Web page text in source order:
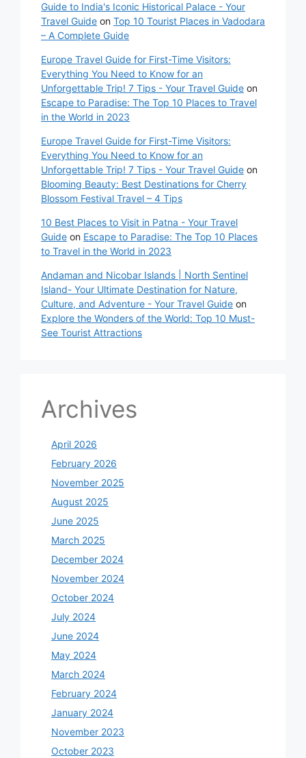
Guide to India's Iconic Historical Palace - Your
Travel Guide on Top 10 Tourist Places in Vadodara
– A Complete Guide
Europe Travel Guide for First-Time Visitors:
Everything You Need to Know for an
Unforgettable Trip! 7 Tips - Your Travel Guide on
Escape to Paradise: The Top 10 Places to Travel
in the World in 2023
Europe Travel Guide for First-Time Visitors:
Everything You Need to Know for an
Unforgettable Trip! 7 Tips - Your Travel Guide on
Blooming Beauty: Best Destinations for Cherry
Blossom Festival Travel – 4 Tips
10 Best Places to Visit in Patna - Your Travel
Guide on Escape to Paradise: The Top 10 Places
to Travel in the World in 2023
Andaman and Nicobar Islands | North Sentinel
Island- Your Ultimate Destination for Nature,
Culture, and Adventure - Your Travel Guide on
Explore the Wonders of the World: Top 10 Must-
See Tourist Attractions
Archives
April 2026
February 2026
November 2025
August 2025
June 2025
March 2025
December 2024
November 2024
October 2024
July 2024
June 2024
May 2024
March 2024
February 2024
January 2024
November 2023
October 2023